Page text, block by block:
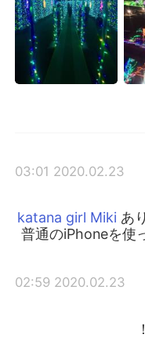
2020.02.23 03:01
あ
普通のiPhoneを使
2020.02.23 02:59